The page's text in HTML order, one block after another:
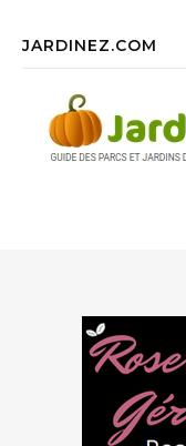
JARDINEZ.COM